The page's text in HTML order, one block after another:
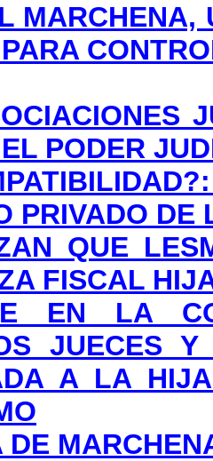
MARCHENA,
PODER
PRIVADO DE
QUE
FISCAL
EN LA
JUECES
A LA
DE